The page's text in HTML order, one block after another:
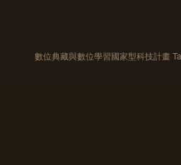
數位典藏與數位學習國家型科技計畫